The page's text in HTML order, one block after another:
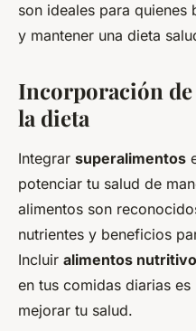
son ideales para quienes
y mantener una dieta
Incorporación
la dieta
Integrar superalimentos
potenciar tu salud de
alimentos son
nutrientes y beneficios
Incluir alimentos
en tus comidas diarias
mejorar tu salud.